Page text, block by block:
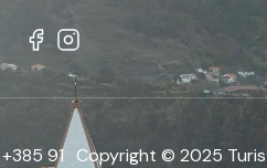
+385 91 Copyright © 2025